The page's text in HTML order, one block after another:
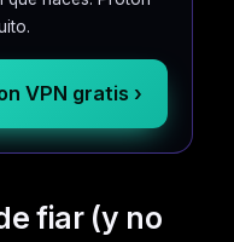
VPN gratis ›
fiar (y no